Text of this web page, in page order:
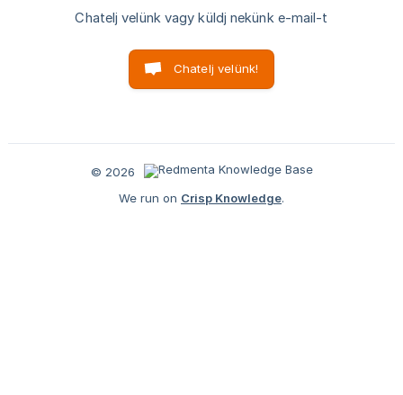
Chatelj velünk vagy küldj nekünk e-mail-t
Chatelj velünk!
© 2026
We run on Crisp Knowledge.